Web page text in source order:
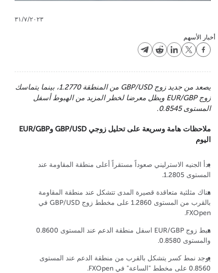
٣١/٧/٢٠٢٣
أخبار الأسهم
يصعد من جديد زوج GBP/USD من المنطقة 1.2770، بينما يتماسك
زوج EUR/GBP ويظل معرضا لخطر المزيد من الهبوط أسفل
المستوى 0.8545.
ملاحظات هامة وسريعة على تحليل زوجي GBP/USD وEUR/GBP
اليوم
بدأ الجنيه الاسترليني صعوداً مستقراً أعلى منطقة المقاومة عند
المستوى 1.2805.
هناك مثلثية متعاقدة قصيرة المدى تتشكل عند منطقة المقاومة
بالقرب من المستوى 1.2860 على مخطط زوج GBP/USD في
FXOpen.
هبط زوج EUR/GBP اسفل منطقة الدعم عند المستوى 0.8600
والمستوى 0.8580.
يوجد نمط كسر يتشكل بالقرب من منطقة الدعم عند المستوى
0.8560 على مخطط "الساعة" في FXOpen.